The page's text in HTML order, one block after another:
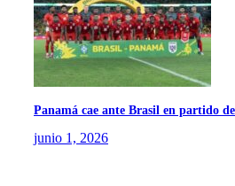
Panamá cae ante Brasil en partido
junio 1, 2026